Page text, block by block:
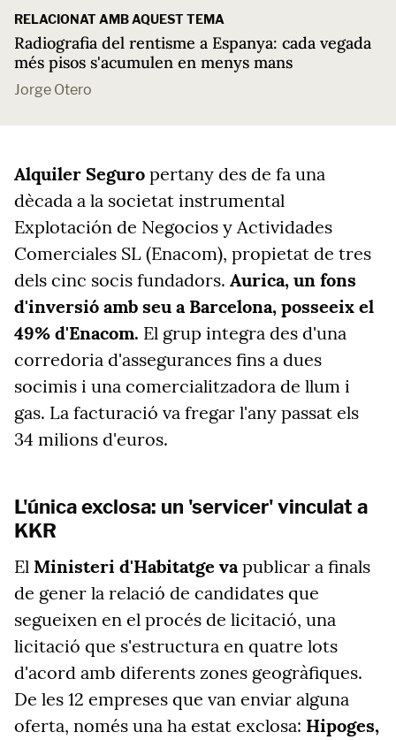
RELACIONAT AMB AQUEST TEMA
Radiografia del rentisme a Espanya: cada vegada
més pisos s'acumulen en menys mans
Jorge Otero
Alquiler Seguro pertany des de fa una
dècada a la societat instrumental
Explotación de Negocios y Actividades
Comerciales SL (Enacom), propietat de tres
dels cinc socis fundadors. Aurica, un fons
d'inversió amb seu a Barcelona, posseeix el
49% d'Enacom. El grup integra des d'una
corredoria d'assegurances fins a dues
socimis i una comercialitzadora de llum i
gas. La facturació va fregar l'any passat els
34 milions d'euros.
L'única exclosa: un 'servicer' vinculat a
KKR
El Ministeri d'Habitatge vapublicar a finals
de gener la relació de candidates que
segueixen en el procés de licitació, una
licitació que s'estructura en quatre lots
d'acord amb diferents zones geogràfiques.
De les 12 empreses que van enviar alguna
oferta, només una ha estat exclosa: Hipoges,